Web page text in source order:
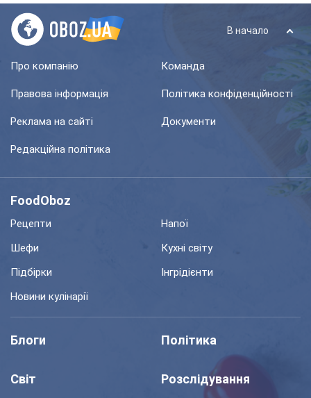
В начало
Про компанію Команда
Правова інформація Політика конфіденційності
Реклама на сайті Документи
Редакційна політика
FoodOboz
Рецепти
Напої
Шефи
Кухні світу
Підбірки
Інгрідієнти
Новини кулінарії
Блоги Політика
Світ Розслідування